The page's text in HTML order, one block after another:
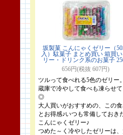
坂製菓 こんにゃくゼリー（
入）駄菓子 まとめ買い 箱買
リー・ドリンク系のお菓子
656円(税抜 607円)
ツルって食べれる5色のゼリー
蔵庫で冷やして食べも凍らせて
◎
大人買いがおすすめの、この
とお得感♪いつも常備しておき
こんにゃくゼリー♪
つめた～く冷やしたゼリーは